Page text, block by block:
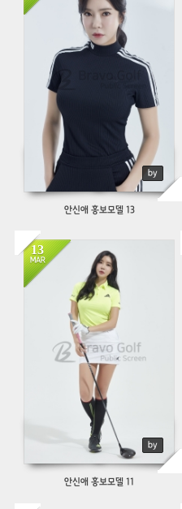
by
안신애 홍보모델 13
13
MAR
by
1061
안신애 홍보모델 11